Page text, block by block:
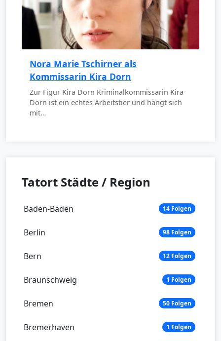
Nora Marie Tschirner als
Kommissarin Kira Dorn
Zur Figur Kira Dorn Kriminalkommissarin Kira
Dorn ist ein echtes Arbeitstier und hängt sich
mit…
Tatort Städte / Region
Baden-Baden 14 Folgen
Berlin 98 Folgen
Bern 12 Folgen
Braunschweig 1 Folgen
Bremen 50 Folgen
Bremerhaven 1 Folgen